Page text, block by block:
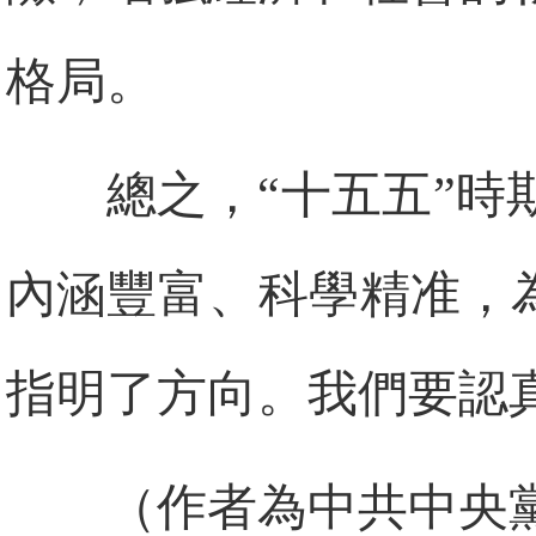
格局。
總之，“十五五”時
內涵豐富、科學精准，
指明了方向。我們要認
（作者為中共中